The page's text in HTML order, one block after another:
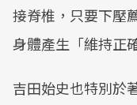
接脊椎，只要下壓
身體產生「維持正
吉田始史也特別於